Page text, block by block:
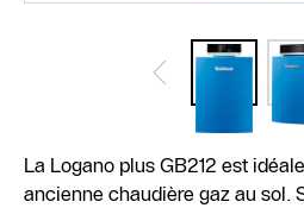
La Logano plus GB212 est
ancienne chaudière gaz au sol.